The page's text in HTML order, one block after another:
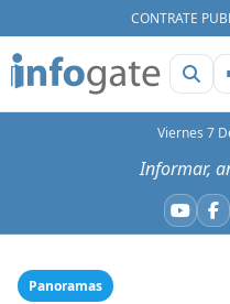
CONTRATE
Viernes 7
Informar,
Panoramas